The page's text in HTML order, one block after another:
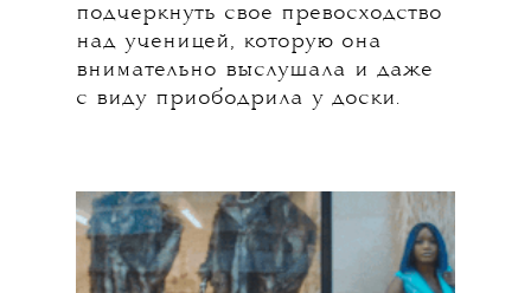
подчеркнуть свое превосходство
над ученицей, которую она
внимательно выслушала и даже
с виду приободрила у доски.